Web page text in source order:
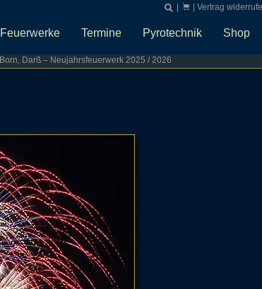
Vertrag
Feuerwerke Termine Pyrotechnik Shop
Born, Darß – Neujahrsfeuerwerk 2025 / 2026